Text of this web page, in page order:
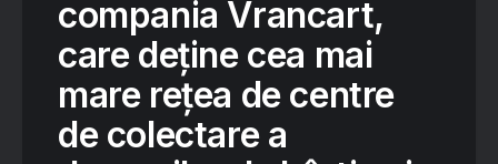
compania Vrancart,
care deține cea mai
mare rețea de centre
de colectare a